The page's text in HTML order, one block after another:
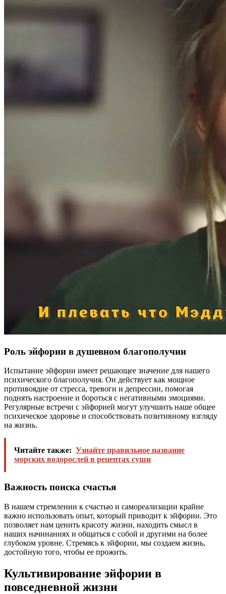
Роль эйфории в душевном благополучии
Испытание эйфории имеет решающее значение для нашего
психического благополучия. Он действует как мощное
противоядие от стресса, тревоги и депрессии, помогая
поднять настроение и бороться с негативными эмоциями.
Регулярные встречи с эйфорией могут улучшить наше общее
психическое здоровье и способствовать позитивному взгляду
на жизнь.
Читайте также: Узнайте правильное название
морских водорослей в рецептах суши
Важность поиска счастья
В нашем стремлении к счастью и самореализации крайне
важно использовать опыт, который приводит к эйфории. Это
позволяет нам ценить красоту жизни, находить смысл в
наших начинаниях и общаться с собой и другими на более
глубоком уровне. Стремясь к эйфории, мы создаем жизнь,
достойную того, чтобы ее прожить.
Культивирование эйфории в
повседневной жизни